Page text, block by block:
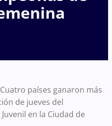
Cuatro países ganaron más
de jueves del
en la Ciudad de